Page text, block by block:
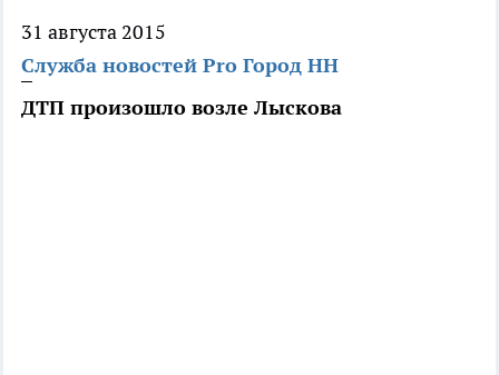
31 августа 2015
Служба новостей Pro Город НН
ДТП произошло возле Лыскова